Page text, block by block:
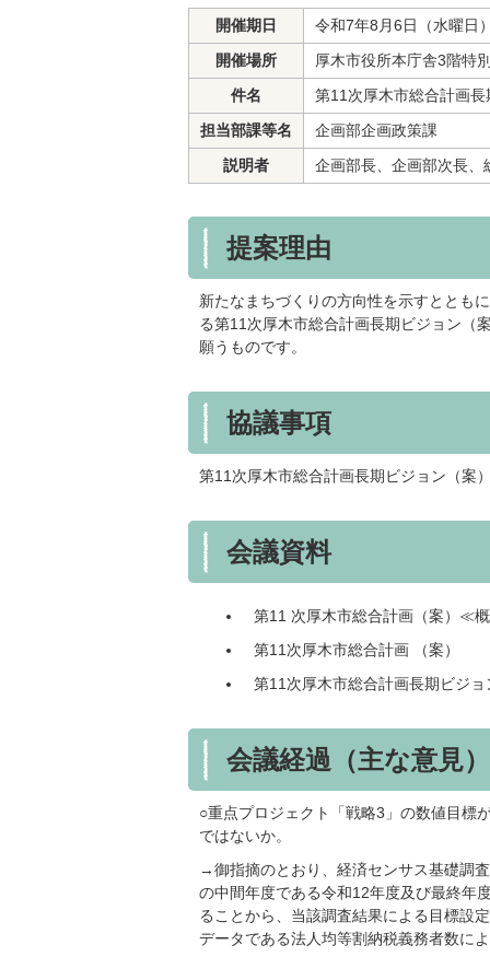
開催期日
令和7年8月6日（水曜日
開催場所
厚木市役所本庁舎3階特
件名
第11次厚木市総合計画
担当部課等名
企画部企画政策課
説明者
企画部長、企画部次長、
提案理由
新たなまちづくりの方向性を示すととも
る第11次厚木市総合計画長期ビジョン（
願うものです。
協議事項
第11次厚木市総合計画長期ビジョン（案
会議資料
第11 次厚木市総合計画（案）≪
第11次厚木市総合計画 （案）
第11次厚木市総合計画長期ビジ
会議経過（主な意見）
○重点プロジェクト「戦略3」の数値目標
ではないか。
→御指摘のとおり、経済センサス基礎調
の中間年度である令和12年度及び最終年
ることから、当該調査結果による目標設
データである法人均等割納税義務者数に